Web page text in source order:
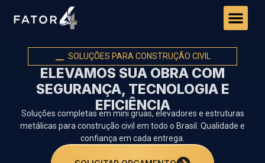
SOLUÇÕES PARA CONSTRUÇÃO CIVIL
ELEVAMOS SUA OBRA COM
SEGURANÇA, TECNOLOGIA E
EFICIÊNCIA
Soluções completas em mini gruas, elevadores e estruturas
metálicas para construção civil em todo o Brasil. Qualidade e
confiança em cada entrega.